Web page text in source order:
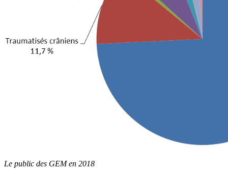
Le public des GEM en 2018